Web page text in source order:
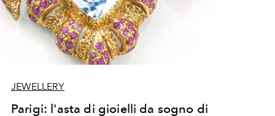
JEWELLERY
Parigi: l'asta di gioielli da sogno di